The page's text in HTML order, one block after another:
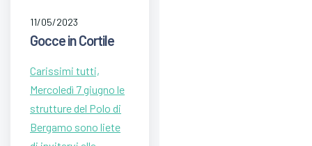
11/05/2023
Gocce in Cortile
Carissimi tutti,
Mercoledì 7 giugno le
strutture del Polo di
Bergamo sono liete